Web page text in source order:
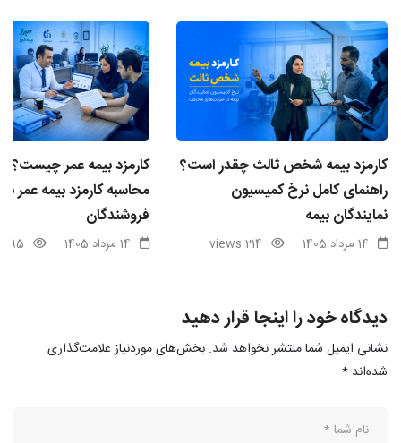
کارمزد بیمه شخص ثالث چقدر است؟
راهنمای کامل نرخ کمیسیون
نمایندگان بیمه
14 مرداد 1405 214 views
کارمزد بیمه عمر چیست؟
محاسبه کارمزد بیمه عمر
فروشندگان
14 مرداد 1405 95 views
دیدگاه خود را اینجا قرار دهید
نشانی ایمیل شما منتشر نخواهد شد. بخش‌های موردنیاز علامت‌گذاری
شده‌اند *